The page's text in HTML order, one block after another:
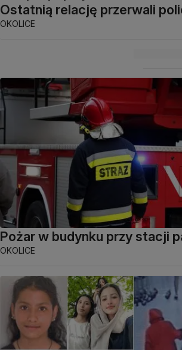
Ostatnią relację przerwali
OKOLICE
Pożar w budynku przy stacji
OKOLICE